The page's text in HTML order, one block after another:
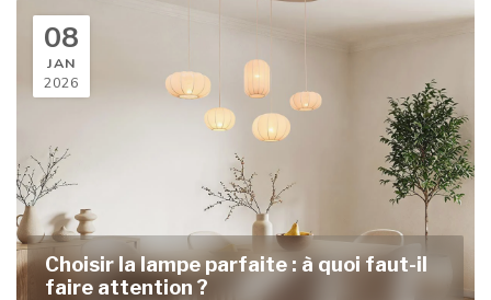
08
JAN
2026
Choisir la lampe parfaite : à quoi faut-il
faire attention ?